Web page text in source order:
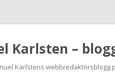
Karlsten –
Karlstens webbredaktörsblogg